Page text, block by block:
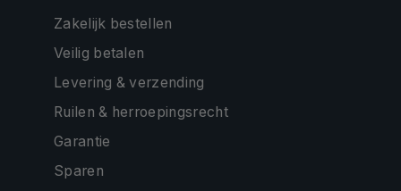
Zakelijk bestellen
Veilig betalen
Levering & verzending
Ruilen & herroepingsrecht
Garantie
Sparen